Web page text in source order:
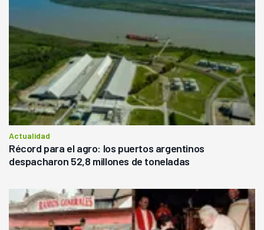
Actualidad
Récord para el agro: los puertos argentinos
despacharon 52,8 millones de toneladas